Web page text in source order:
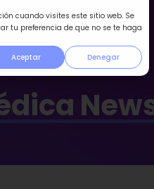
cuando visites este sitio web. Se
tu preferencia de que no se te haga
Aceptar Denegar